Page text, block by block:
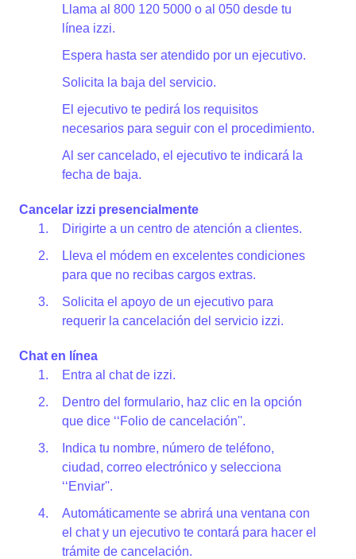
Llama al 800 120 5000 o al 050 desde tu
línea izzi.
Espera hasta ser atendido por un ejecutivo.
Solicita la baja del servicio.
El ejecutivo te pedirá los requisitos
necesarios para seguir con el procedimiento.
Al ser cancelado, el ejecutivo te indicará la
fecha de baja.
Cancelar izzi presencialmente
Dirigirte a un centro de atención a clientes.
Lleva el módem en excelentes condiciones
para que no recibas cargos extras.
Solicita el apoyo de un ejecutivo para
requerir la cancelación del servicio izzi.
Chat en línea
Entra al chat de izzi.
Dentro del formulario, haz clic en la opción
que dice ‘‘Folio de cancelación''.
Indica tu nombre, número de teléfono,
ciudad, correo electrónico y selecciona
‘‘Enviar''.
Automáticamente se abrirá una ventana con
el chat y un ejecutivo te contará para hacer el
trámite de cancelación.